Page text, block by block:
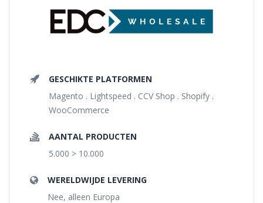
GESCHIKTE PLATFORMEN
Magento . Lightspeed . CCV Shop . Shopify .
WooCommerce
AANTAL PRODUCTEN
5.000 > 10.000
WERELDWIJDE LEVERING
Nee, alleen Europa